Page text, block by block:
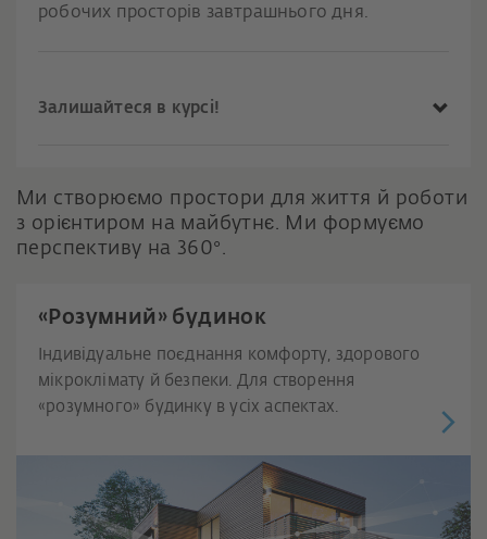
робочих просторів завтрашнього дня.
Залишайтеся в курсі!
Ми створюємо простори для життя й роботи
з орієнтиром на майбутнє. Ми формуємо
перспективу на 360°.
«Розумний» будинок
Індивідуальне поєднання комфорту, здорового
мікроклімату й безпеки. Для створення
«розумного» будинку в усіх аспектах.